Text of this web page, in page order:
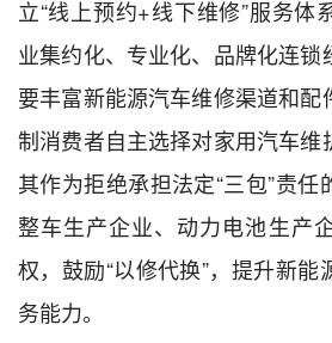
立“线上预约+线下维修”服务体
业集约化、专业化、品牌化连锁
要丰富新能源汽车维修渠道和配
制消费者自主选择对家用汽车维
其作为拒绝承担法定“三包”责
整车生产企业、动力电池生产
权，鼓励“以修代换”，提升新能
务能力。